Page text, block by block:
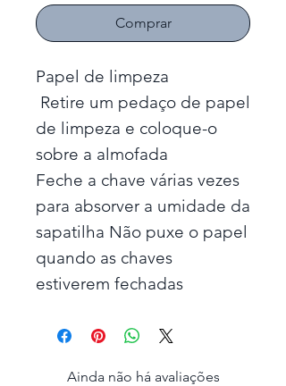
Comprar
Papel de limpeza
Retire um pedaço de papel
de limpeza e coloque-o
sobre a almofada
Feche a chave várias vezes
para absorver a umidade da
sapatilha Não puxe o papel
quando as chaves
estiverem fechadas
Ainda não há avaliações